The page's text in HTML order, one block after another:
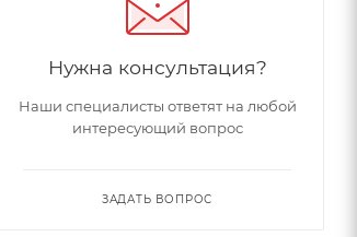
Нужна консультация?
Наши специалисты ответят на любой
интересующий вопрос
ЗАДАТЬ ВОПРОС